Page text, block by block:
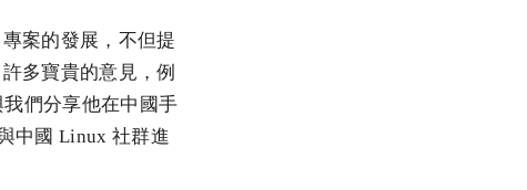
案的發展，不但提
多寶貴的意見，例
們分享他在中國手
中國 Linux 社群進